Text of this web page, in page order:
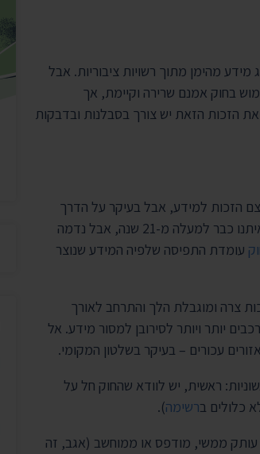
מהימן מתוך רשויות ציבוריות. אבל
בחוק אמנם שרירה וקיימת, אך
הזכות הזאת יש צורך בסבלנות ובדבקות
הזכות למידע, אבל בעיקר על הדרך
להשיגו, שעלולה להיות ארוכה ומפותלת. חוק חופש המידע הישראלי נמצא איתנו כבר למעלה מ-21 שנה, אבל נדמה
עומדת התפיסה שלפיה המידע שנוצר
צרה ומוגבלת הלך והתרחב לאורך
יותר ויותר לסירובן למסור מידע. אל
עכורים – בעיקר בשלטון המקומי.
ראשית, יש לוודא שהחוק חל על
כלולים ברשימה).
עותק ממשי, מודפס או ממוחשב (אגב, זה